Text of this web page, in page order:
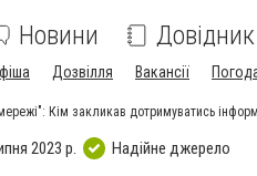
Новини Довідник
Дозвілля Вакансії
Кім закликав дотримуватись
2023 р. Надійне джерело